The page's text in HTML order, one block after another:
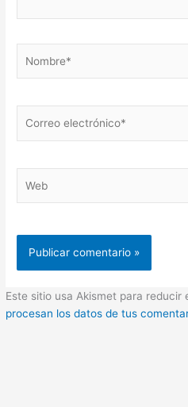
electrónico*
Este sitio usa Akismet para reducir
procesan los datos de tus